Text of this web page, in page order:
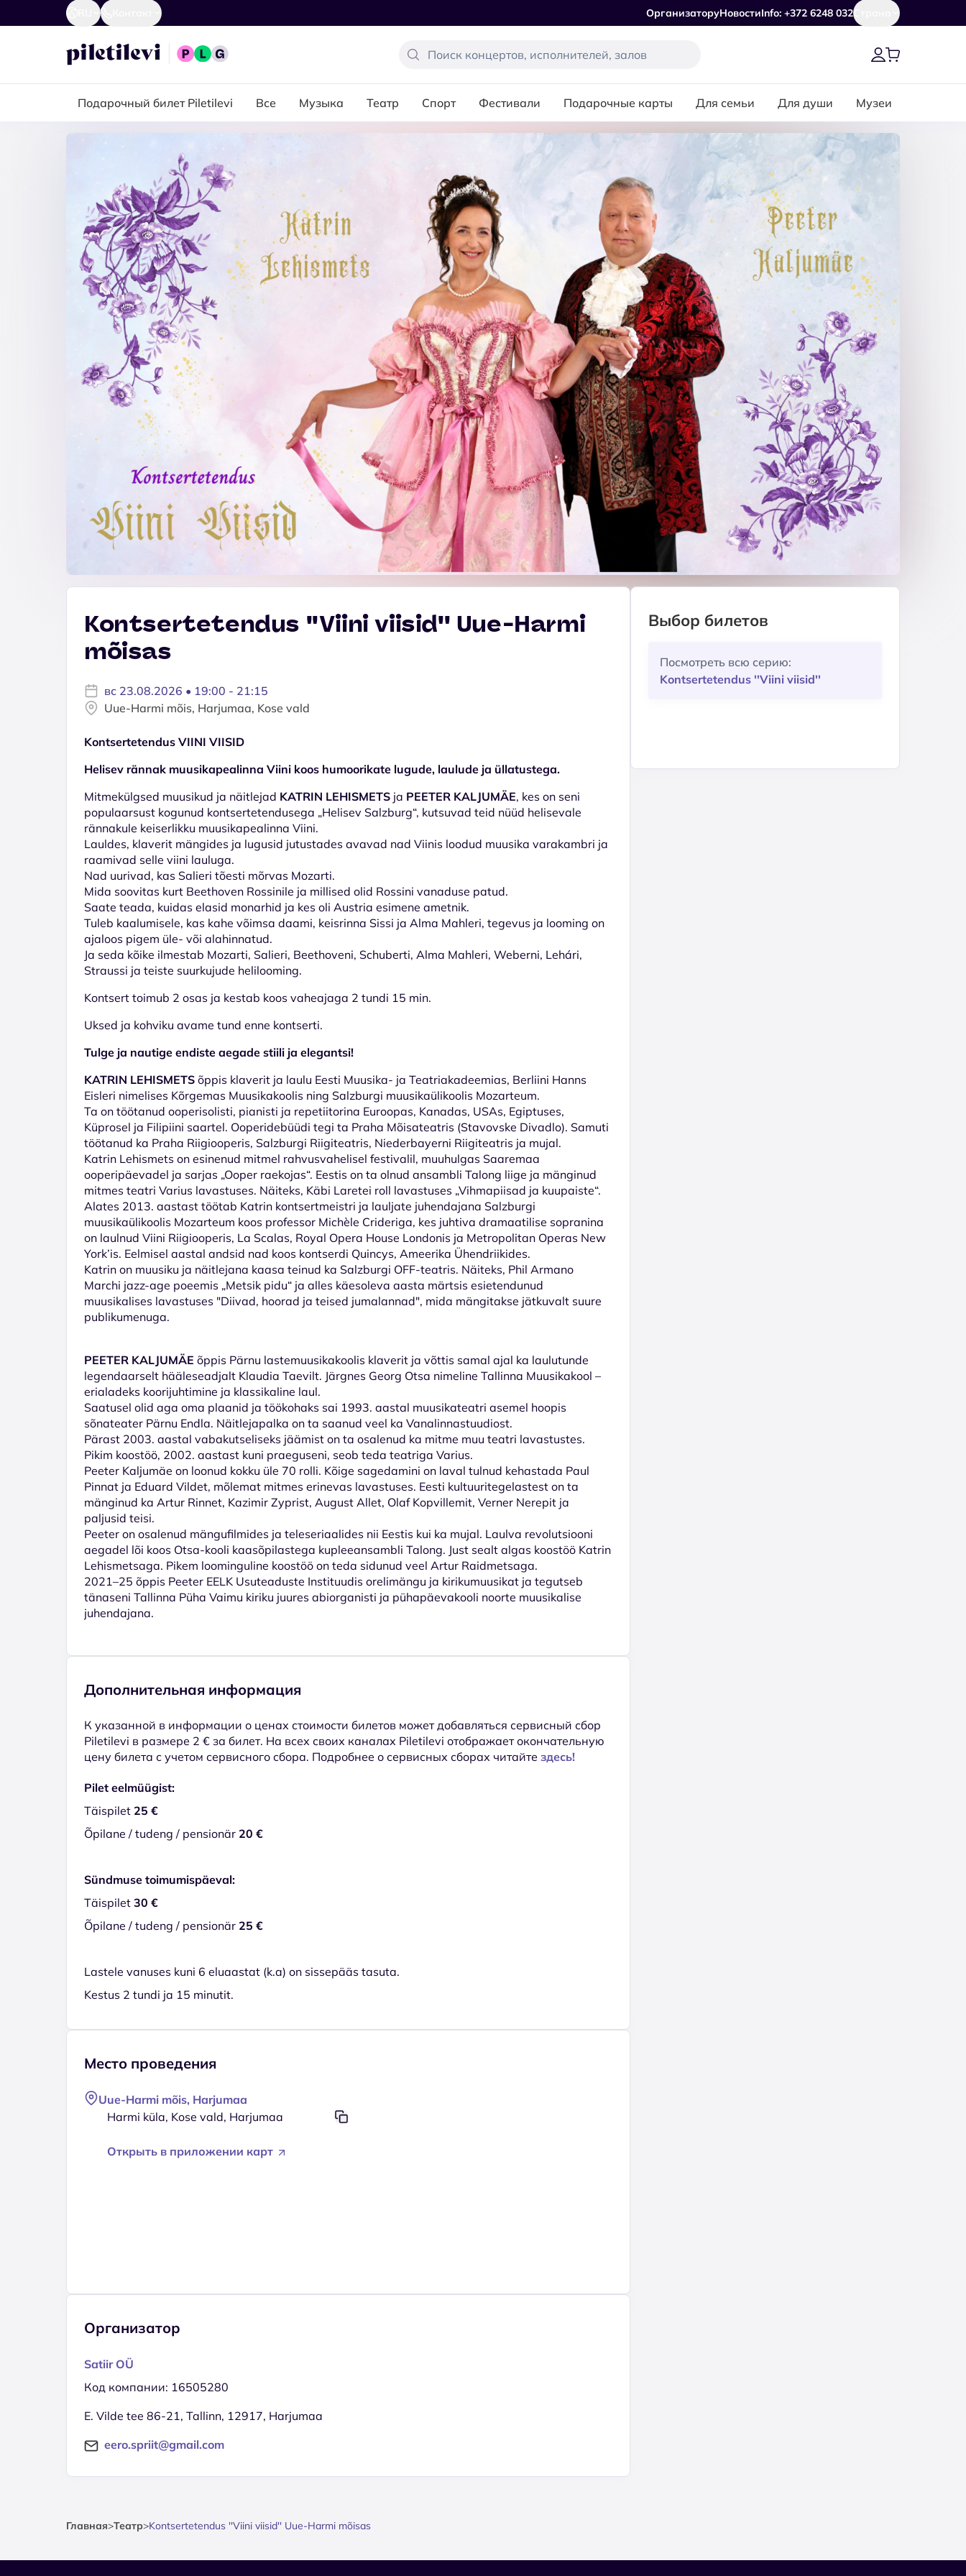
ОрганизаторуНовостиInfo: +372 6248 032Страна
Подарочный билет Piletilevi Все Музыка Театр Спорт Фестивали Подарочные карты Для семьи Для души Музеи
Kontsertetendus ''Viini viisid'' Uue-Harmi
mõisas
вс 23.08.2026 • 19:00 - 21:15
Uue-Harmi mõis, Harjumaa, Kose vald
Kontsertetendus VIINI VIISID
Helisev rännak muusikapealinna Viini koos humoorikate lugude, laulude ja üllatustega.
Mitmekülgsed muusikud ja näitlejad KATRIN LEHISMETS ja PEETER KALJUMÄE, kes on seni
populaarsust kogunud kontsertetendusega „Helisev Salzburg“, kutsuvad teid nüüd helisevale
rännakule keiserlikku muusikapealinna Viini.
Lauldes, klaverit mängides ja lugusid jutustades avavad nad Viinis loodud muusika varakambri ja
raamivad selle viini lauluga.
Nad uurivad, kas Salieri tõesti mõrvas Mozarti.
Mida soovitas kurt Beethoven Rossinile ja millised olid Rossini vanaduse patud.
Saate teada, kuidas elasid monarhid ja kes oli Austria esimene ametnik.
Tuleb kaalumisele, kas kahe võimsa daami, keisrinna Sissi ja Alma Mahleri, tegevus ja looming on
ajaloos pigem üle- või alahinnatud.
Ja seda kõike ilmestab Mozarti, Salieri, Beethoveni, Schuberti, Alma Mahleri, Weberni, Lehári,
Straussi ja teiste suurkujude helilooming.
Kontsert toimub 2 osas ja kestab koos vaheajaga 2 tundi 15 min.
Uksed ja kohviku avame tund enne kontserti.
Tulge ja nautige endiste aegade stiili ja elegantsi!
KATRIN LEHISMETS õppis klaverit ja laulu Eesti Muusika- ja Teatriakadeemias, Berliini Hanns
Eisleri nimelises Kõrgemas Muusikakoolis ning Salzburgi muusikaülikoolis Mozarteum.
Ta on töötanud ooperisolisti, pianisti ja repetiitorina Euroopas, Kanadas, USAs, Egiptuses,
Küprosel ja Filipiini saartel. Ooperidebüüdi tegi ta Praha Mõisateatris (Stavovske Divadlo). Samuti
töötanud ka Praha Riigiooperis, Salzburgi Riigiteatris, Niederbayerni Riigiteatris ja mujal.
Katrin Lehismets on esinenud mitmel rahvusvahelisel festivalil, muuhulgas Saaremaa
ooperipäevadel ja sarjas „Ooper raekojas“. Eestis on ta olnud ansambli Talong liige ja mänginud
mitmes teatri Varius lavastuses. Näiteks, Käbi Laretei roll lavastuses „Vihmapiisad ja kuupaiste“.
Alates 2013. aastast töötab Katrin kontsertmeistri ja lauljate juhendajana Salzburgi
muusikaülikoolis Mozarteum koos professor Michèle Crideriga, kes juhtiva dramaatilise sopranina
on laulnud Viini Riigiooperis, La Scalas, Royal Opera House Londonis ja Metropolitan Operas New
York’is. Eelmisel aastal andsid nad koos kontserdi Quincys, Ameerika Ühendriikides.
Katrin on muusiku ja näitlejana kaasa teinud ka Salzburgi OFF-teatris. Näiteks, Phil Armano
Marchi jazz-age poeemis „Metsik pidu“ ja alles käesoleva aasta märtsis esietendunud
muusikalises lavastuses "Diivad, hoorad ja teised jumalannad", mida mängitakse jätkuvalt suure
publikumenuga.
PEETER KALJUMÄE õppis Pärnu lastemuusikakoolis klaverit ja võttis samal ajal ka laulutunde
legendaarselt hääleseadjalt Klaudia Taevilt. Järgnes Georg Otsa nimeline Tallinna Muusikakool –
erialadeks koorijuhtimine ja klassikaline laul.
Saatusel olid aga oma plaanid ja töökohaks sai 1993. aastal muusikateatri asemel hoopis
sõnateater Pärnu Endla. Näitlejapalka on ta saanud veel ka Vanalinnastuudiost.
Pärast 2003. aastal vabakutseliseks jäämist on ta osalenud ka mitme muu teatri lavastustes.
Pikim koostöö, 2002. aastast kuni praeguseni, seob teda teatriga Varius.
Peeter Kaljumäe on loonud kokku üle 70 rolli. Kõige sagedamini on laval tulnud kehastada Paul
Pinnat ja Eduard Vildet, mõlemat mitmes erinevas lavastuses. Eesti kultuuritegelastest on ta
mänginud ka Artur Rinnet, Kazimir Zyprist, August Allet, Olaf Kopvillemit, Verner Nerepit ja
paljusid teisi.
Peeter on osalenud mängufilmides ja teleseriaalides nii Eestis kui ka mujal. Laulva revolutsiooni
aegadel lõi koos Otsa-kooli kaasõpilastega kupleeansambli Talong. Just sealt algas koostöö Katrin
Lehismetsaga. Pikem loominguline koostöö on teda sidunud veel Artur Raidmetsaga.
2021–25 õppis Peeter EELK Usuteaduste Instituudis orelimängu ja kirikumuusikat ja tegutseb
tänaseni Tallinna Püha Vaimu kiriku juures abiorganisti ja pühapäevakooli noorte muusikalise
juhendajana.
Дополнительная информация
К указанной в информации о ценах стоимости билетов может добавляться сервисный сбор
Piletilevi в размере 2 € за билет. На всех своих каналах Piletilevi отображает окончательную
цену билета с учетом сервисного сбора. Подробнее о сервисных сборах читайте здесь!
Pilet eelmüügist:
Täispilet 25 €
Õpilane / tudeng / pensionär 20 €
Sündmuse toimumispäeval:
Täispilet 30 €
Õpilane / tudeng / pensionär 25 €
Lastele vanuses kuni 6 eluaastat (k.a) on sissepääs tasuta.
Kestus 2 tundi ja 15 minutit.
Место проведения
Uue-Harmi mõis, Harjumaa
Harmi küla, Kose vald, Harjumaa
Открыть в приложении карт
Организатор
Satiir OÜ
Код компании: 16505280
E. Vilde tee 86-21, Tallinn, 12917, Harjumaa
eero.spriit@gmail.com
Выбор билетов
Посмотреть всю серию:
Kontsertetendus ''Viini viisid''
Главная>Театр>Kontsertetendus ''Viini viisid'' Uue-Harmi mõisas